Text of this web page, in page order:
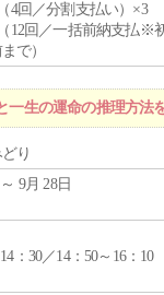
4回／分割支払い）×3
12回／一括前納支払※
で）
生の運命の推理方法
り
9月 28日
：30／14：50～16：10